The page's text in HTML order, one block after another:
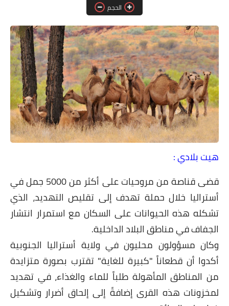
دين ودنيا
صور
فيديوهات
رياضة
تكنولوجيا
الحجم
هيت بلادي :
قضى قناصة من مروحيات على أكثر من 5000 جمل في
أستراليا خلال حملة تهدف إلى تقليص التهديد، الذي
تشكله هذه الحيوانات على السكان مع استمرار انتشار
الجفاف في مناطق البلاد الداخلية.
وكان مسؤولون محليون في ولاية أستراليا الجنوبية
أكدوا أن قطعاناً "كبيرة للغاية" تقترب بصورة متزايدة
من المناطق المأهولة طلباً للماء والغذاء، في تهديد
لمخزونات هذه القرى إضافةً إلى إلحاق أضرار وتشكيل